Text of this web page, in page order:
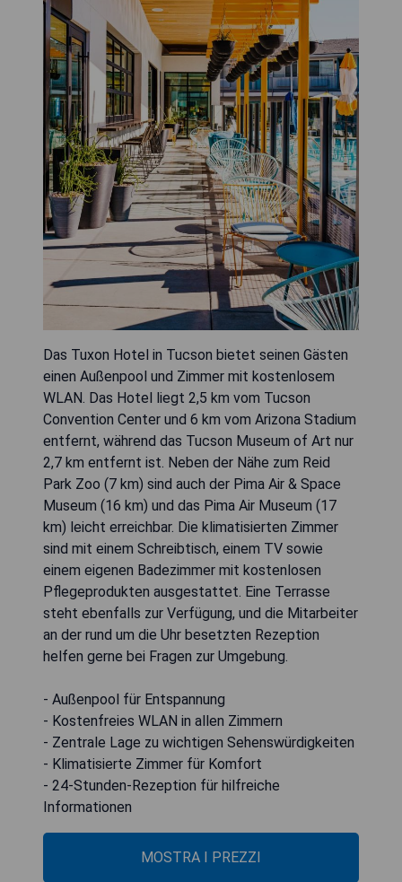
Das Tuxon Hotel in Tucson bietet seinen Gästen
einen Außenpool und Zimmer mit kostenlosem
WLAN. Das Hotel liegt 2,5 km vom Tucson
Convention Center und 6 km vom Arizona Stadium
entfernt, während das Tucson Museum of Art nur
2,7 km entfernt ist. Neben der Nähe zum Reid
Park Zoo (7 km) sind auch der Pima Air & Space
Museum (16 km) und das Pima Air Museum (17
km) leicht erreichbar. Die klimatisierten Zimmer
sind mit einem Schreibtisch, einem TV sowie
einem eigenen Badezimmer mit kostenlosen
Pflegeprodukten ausgestattet. Eine Terrasse
steht ebenfalls zur Verfügung, und die Mitarbeiter
an der rund um die Uhr besetzten Rezeption
helfen gerne bei Fragen zur Umgebung.
- Außenpool für Entspannung
- Kostenfreies WLAN in allen Zimmern
- Zentrale Lage zu wichtigen Sehenswürdigkeiten
- Klimatisierte Zimmer für Komfort
- 24-Stunden-Rezeption für hilfreiche
Informationen
MOSTRA I PREZZI